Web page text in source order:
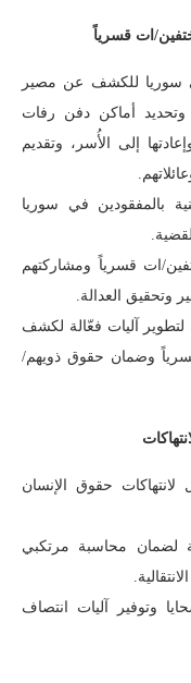
ات قسرياً
سوريا للكشف عن مصير
وتحديد أماكن دفن رفات
إلى الأُسر، وتقديم
بالمفقودين في سوريا
ات قسرياً ومشاركتهم
وتحقيق العدالة.
لتطوير آليات فعّالة لكشف
وضمان حقوق ذويهم/
حقوق الإنسان
لضمان محاسبة مرتكبي
وتوفير آليات انتصاف